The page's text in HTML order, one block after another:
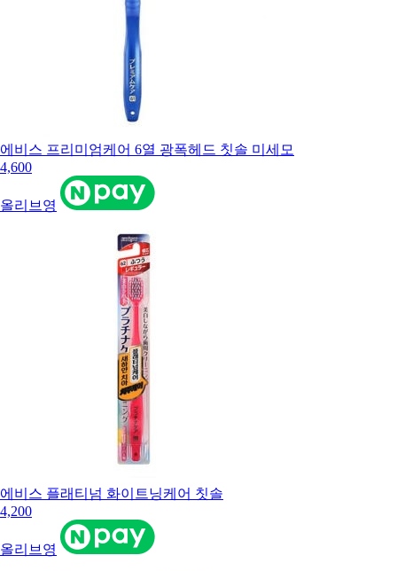
에비스 프리미엄케어 6열 광폭헤드 칫솔 미세모
4,600
올리브영
에비스 플래티넘 화이트닝케어 칫솔
4,200
올리브영